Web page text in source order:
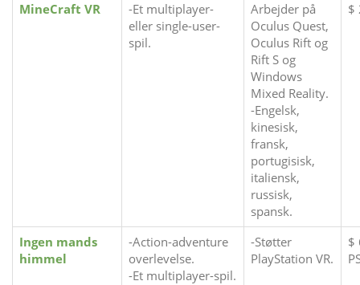
MineCraft VR
-Et multiplayer-
eller single-user-
spil.
Arbejder på
Oculus Quest,
Oculus Rift og
Rift S og
Windows
Mixed Reality.
-Engelsk,
kinesisk,
fransk,
portugisisk,
italiensk,
russisk,
spansk.
$
Ingen mands
himmel
-Action-adventure
overlevelse.
-Et multiplayer-spil.
-Støtter
PlayStation VR.
$